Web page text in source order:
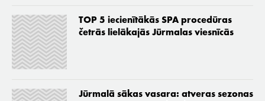
TOP 5 iecienītākās SPA procedūras
četrās lielākajās Jūrmalas viesnīcās
Jūrmalā sākas vasara: atveras sezonas